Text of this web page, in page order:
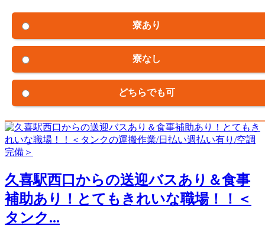
寮あり
寮なし
どちらでも可
久喜駅西口からの送迎バスあり＆食事
補助あり！とてもきれいな職場！！＜
タンク...